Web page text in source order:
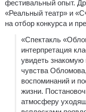
фестивальный опыт.
«Реальный театр» и
на отбор конкурса и
«Спектакль
интерпретация
увидеть
чувства
воспоминаний и
жизни.
атмосферу